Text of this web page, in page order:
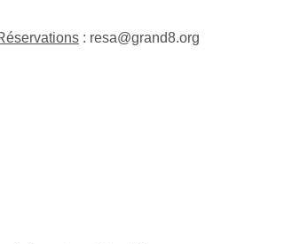
: resa@grand8.org